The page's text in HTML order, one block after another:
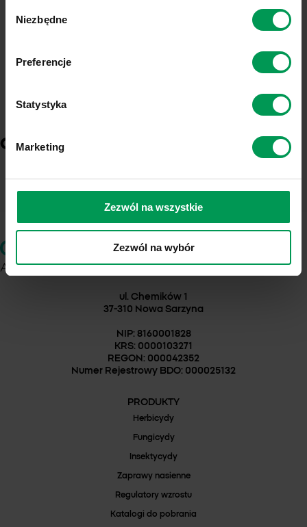
Link do informacji o plikach cookies:
zgody
Niezbędne
Preferencje
Statystyka
Marketing
Zezwól na wszystkie
Zezwól na wybór
CHWASTOX® COMPLEX 260
FAWORYT® 300 SL
Sprawdź dostępność
TOKAMA®
DYSTRYBUTORZY
ODDZIAŁY
ul. Chemików 1
37-310 Nowa Sarzyna
NIP: 8160001828
KRS: 0000103271
REGON: 000042352
Numer Rejestrowy BDO: 000025132
PRODUKTY
Herbicydy
Fungicydy
Insektycydy
Zaprawy nasienne
Regulatory wzrostu
Katalogi do pobrania